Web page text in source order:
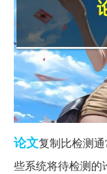
论文复制比检测
些系统将待检测的